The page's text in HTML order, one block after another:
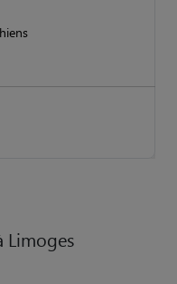
Limoges